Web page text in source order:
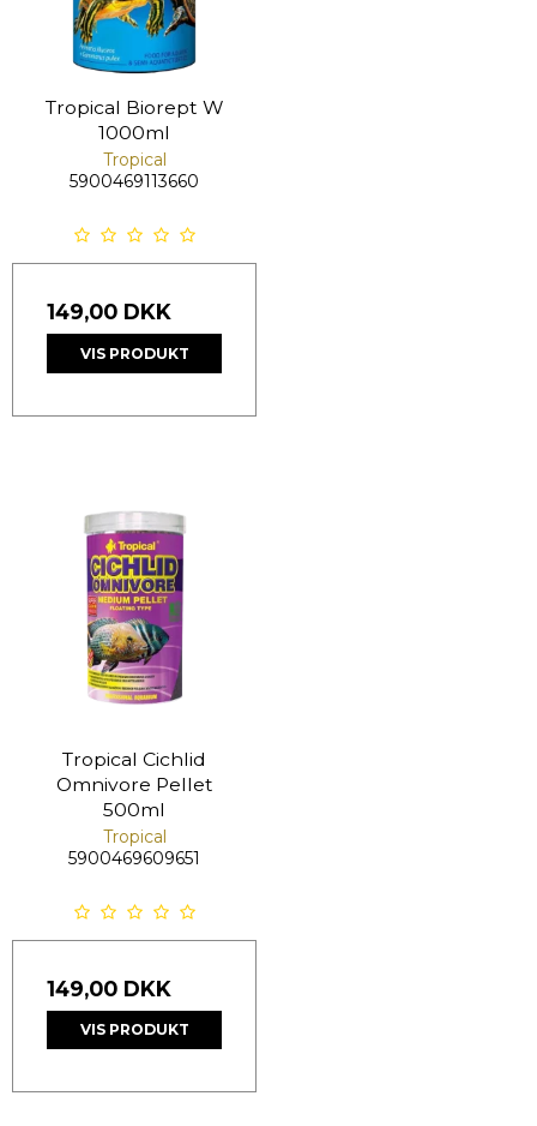
Tropical Biorept W
1000ml
Tropical
5900469113660
149,00 DKK
VIS PRODUKT
Tropical Cichlid
Omnivore Pellet
500ml
Tropical
5900469609651
149,00 DKK
VIS PRODUKT